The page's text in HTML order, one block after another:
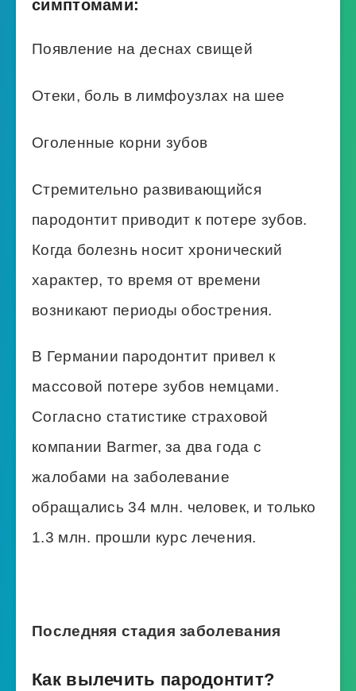
симптомами:
Появление на деснах свищей
Отеки, боль в лимфоузлах на шее
Оголенные корни зубов
Стремительно развивающийся
пародонтит приводит к потере зубов.
Когда болезнь носит хронический
характер, то время от времени
возникают периоды обострения.
В Германии пародонтит привел к
массовой потере зубов немцами.
Согласно статистике страховой
компании Barmer, за два года с
жалобами на заболевание
обращались 34 млн. человек, и только
1.3 млн. прошли курс лечения.
Последняя стадия заболевания
Как вылечить пародонтит?